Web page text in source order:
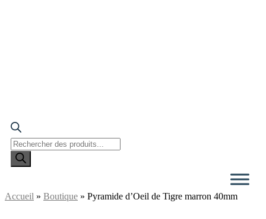
Recherche
de
Accueil » Boutique » Pyramide d’Oeil de Tigre marron 40mm